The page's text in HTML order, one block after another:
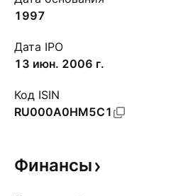
1997
Дата IPO
13 июн. 2006 г.
Код ISIN
RU000A0HM5C1
Финансы